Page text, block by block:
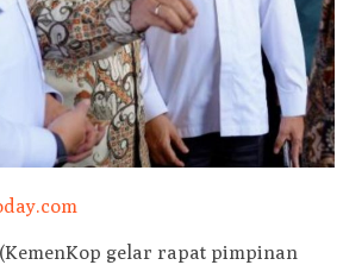
gelar rapat pimpinan